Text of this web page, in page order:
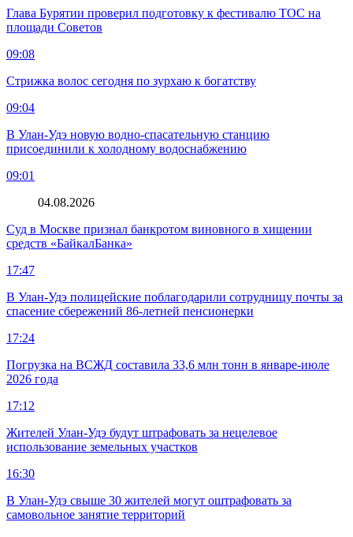
Глава Бурятии проверил подготовку к фестивалю ТОС на
площади Советов
09:08
Стрижка волос сегодня по зурхаю к богатству
09:04
В Улан-Удэ новую водно‑спасательную станцию
присоединили к холодному водоснабжению
09:01
04.08.2026
Суд в Москве признал банкротом виновного в хищении
средств «БайкалБанка»
17:47
В Улан-Удэ полицейские поблагодарили сотрудницу почты за
спасение сбережений 86-летней пенсионерки
17:24
Погрузка на ВСЖД составила 33,6 млн тонн в январе-июле
2026 года
17:12
Жителей Улан-Удэ будут штрафовать за нецелевое
использование земельных участков
16:30
В Улан-Удэ свыше 30 жителей могут оштрафовать за
самовольное занятие территорий